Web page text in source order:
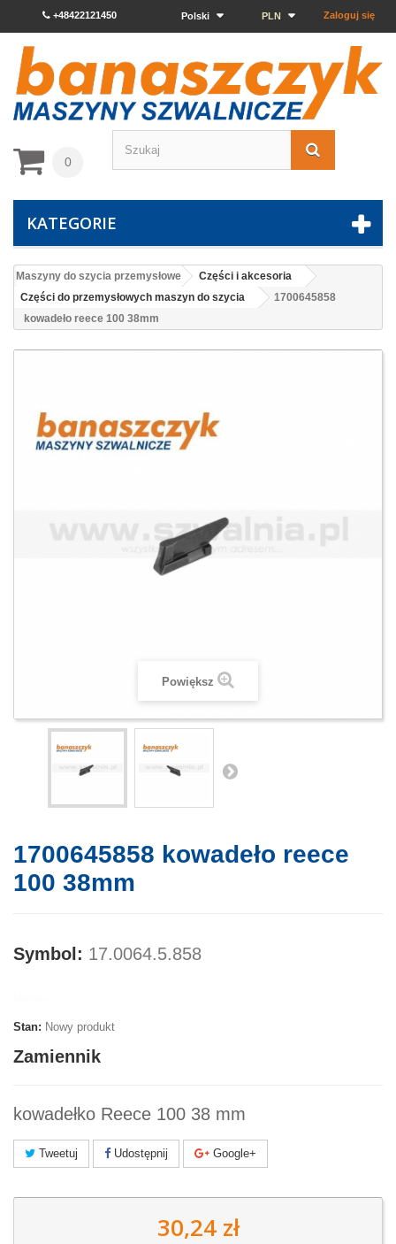
Zaloguj się
PLN
Polski
+48422121450
0
KATEGORIE
Maszyny do szycia przemysłowe
Części i akcesoria
Części do przemysłowych maszyn do szycia
1700645858
kowadeło reece 100 38mm
Powiększ
1700645858 kowadeło reece
100 38mm
Symbol: 17.0064.5.858
Stan: Nowy produkt
Zamiennik
kowadełko Reece 100 38 mm
Tweetuj Udostępnij Google+
30,24 zł